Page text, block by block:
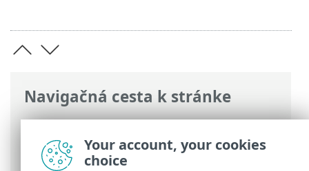
Navigačná cesta k stránke
ESET Online pomocník>ESET Mail
Security >Inštalácia/aktualizácia>
Aktualizácia na najnovšiu verziu
Your account, your cookies
choice